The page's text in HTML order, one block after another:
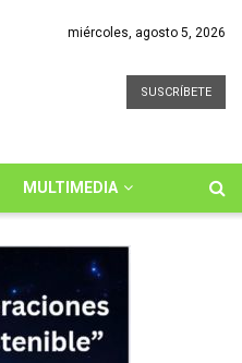
miércoles, agosto 5, 2026
SUSCRÍBETE
MULTIMEDIA